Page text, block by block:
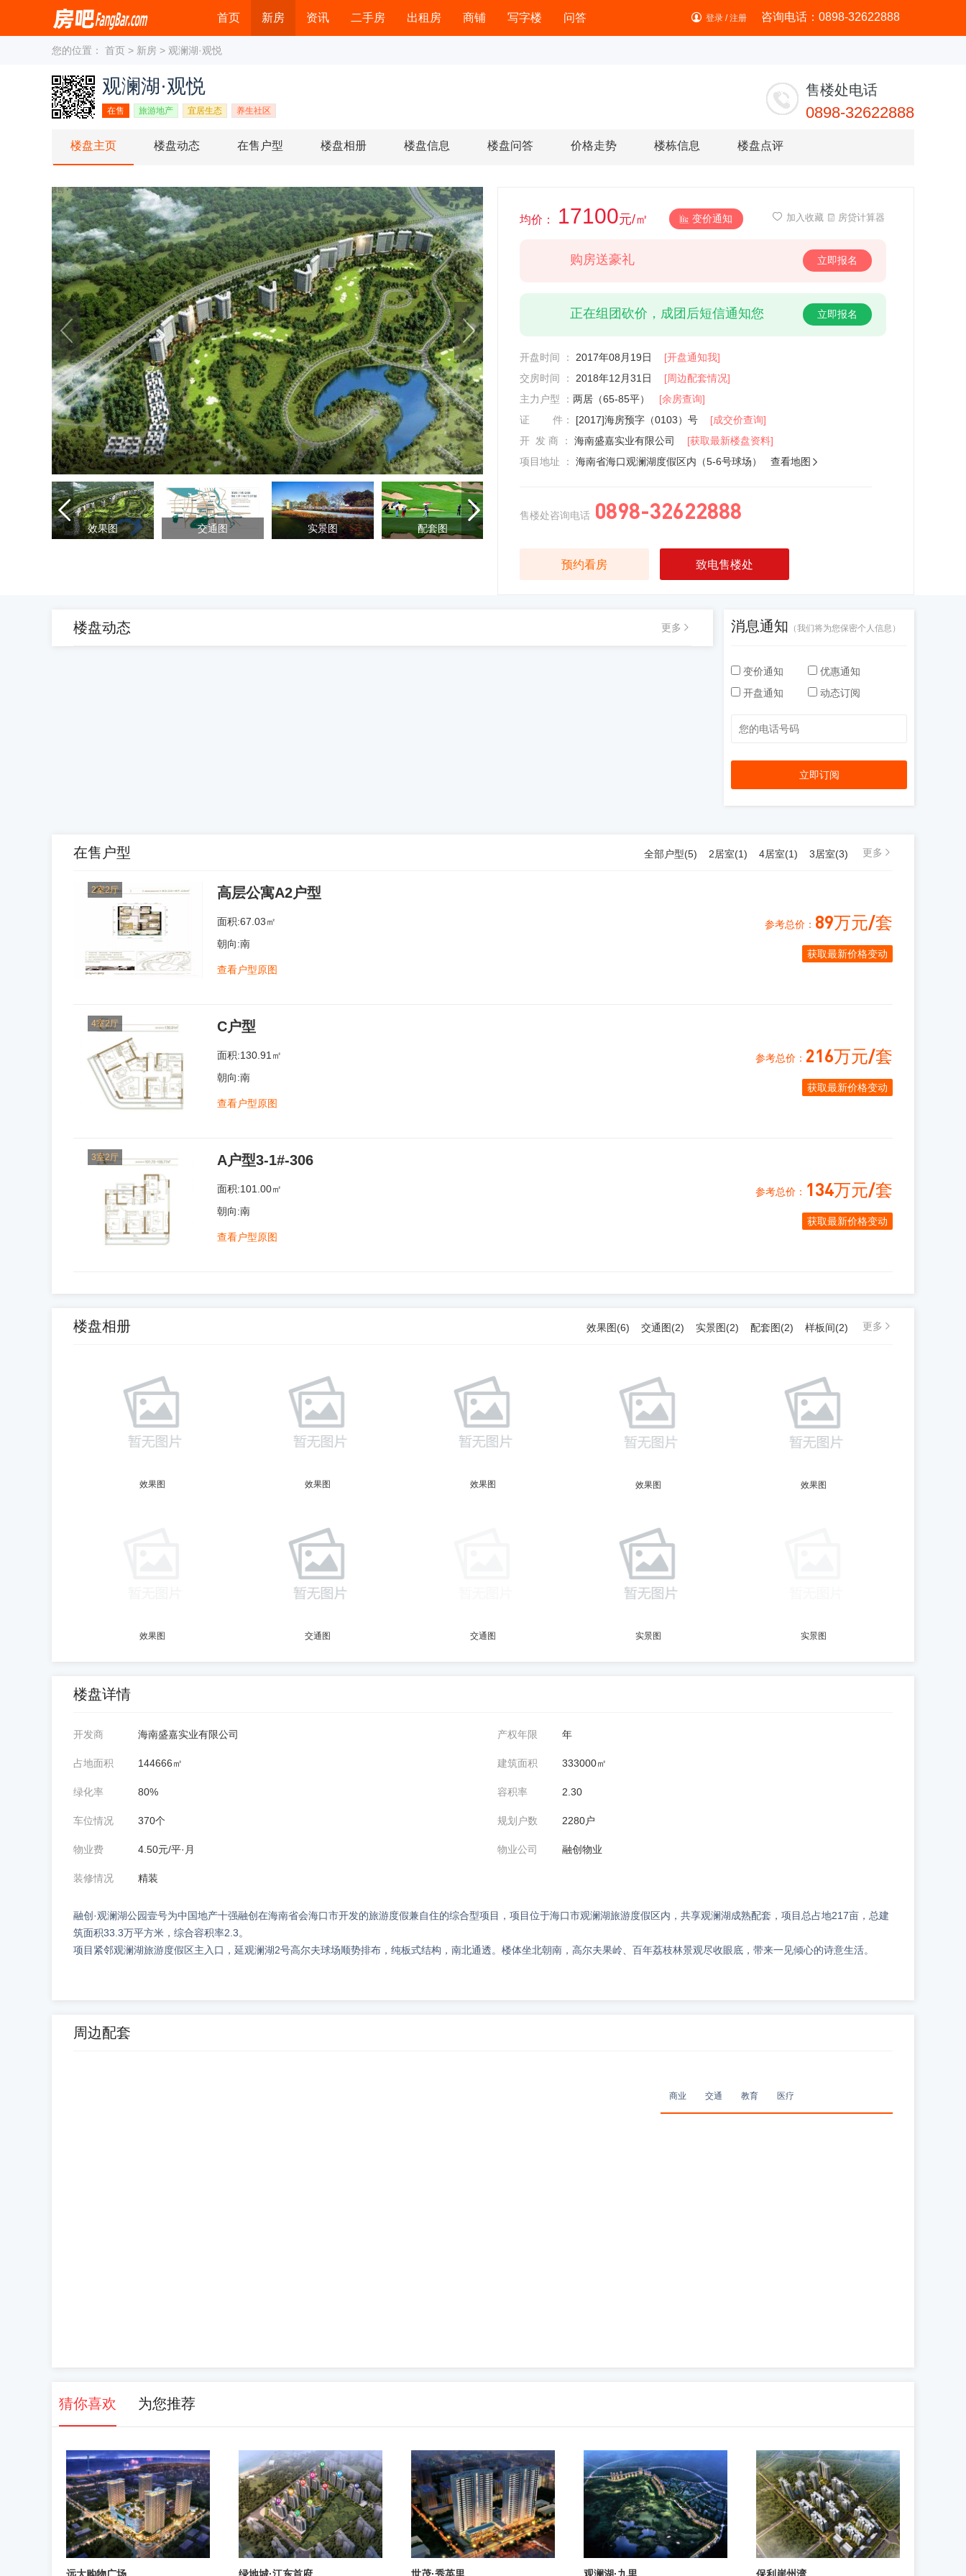
首页 新房 资讯 二手房 出租房 商铺 写字楼 问答 咨询电话：0898-32622888
登录 /注册
您的位置： 首页 > 新房 > 观澜湖·观悦
观澜湖·观悦
在售 旅游地产 宜居生态 养生社区
售楼处电话
0898-32622888
楼盘主页 楼盘动态 在售户型 楼盘相册 楼盘信息 楼盘问答 价格走势 楼栋信息 楼盘点评
 
效果图 交通图 实景图 配套图
均价： 17100元/㎡  变价通知  加入收藏  房贷计算器
购房送豪礼 立即报名
正在组团砍价，成团后短信通知您 立即报名
开盘时间 ： 2017年08月19日
[开盘通知我]
交房时间 ：
2018年12月31日
[周边配套情况]
主力户型 ： 两居（65-85平）
[余房查询]
证 件：
[2017]海房预字（0103）号
[成交价查询]
开 发 商 ：
海南盛嘉实业有限公司
[获取最新楼盘资料]
项目地址 ：
海南省海口观澜湖度假区内（5-6号球场） 查看地图 
售楼处咨询电话 0898-32622888
预约看房 致电售楼处
楼盘动态 更多 消息通知 （我们将为您保密个人信息）
变价通知
优惠通知
开盘通知
动态订阅
立即订阅
在售户型 更多
全部户型(5) 2居室(1) 4居室(1) 3居室(3)
2室2厅 高层公寓A2户型
面积:67.03㎡
朝向:南
查看户型原图
89万元/套
参考总价：
4室2厅 C户型
面积:130.91㎡
朝向:南
查看户型原图
216万元/套
参考总价：
3室2厅 A户型3-1#-306
面积:101.00㎡
朝向:南
查看户型原图
134万元/套
参考总价：
楼盘相册 更多
效果图(6) 交通图(2) 实景图(2) 配套图(2) 样板间(2)
效果图 效果图 效果图 效果图 效果图
效果图 交通图 交通图 实景图 实景图
楼盘详情
开发商 海南盛嘉实业有限公司 产权年限 年
占地面积 144666㎡ 建筑面积 333000㎡
绿化率 80% 容积率 2.30
车位情况 370个 规划户数 2280户
物业费 4.50元/平·月 物业公司 融创物业
装修情况 精装
融创·观澜湖公园壹号为中国地产十强融创在海南省会海口市开发的旅游度假兼自住的综合型项目，项目位于海口市观澜湖旅游度假区内，共享观澜湖成熟配套，项目总占地217亩，总建
筑面积33.3万平方米，综合容积率2.3。
项目紧邻观澜湖旅游度假区主入口，延观澜湖2号高尔夫球场顺势排布，纯板式结构，南北通透。楼体坐北朝南，高尔夫果岭、百年荔枝林景观尽收眼底，带来一见倾心的诗意生活。
周边配套
商业 交通 教育 医疗
猜你喜欢 为您推荐